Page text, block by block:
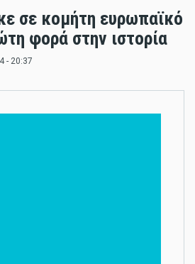
σε κομήτη ευρωπαϊκό
φορά στην ιστορία
- 20:37